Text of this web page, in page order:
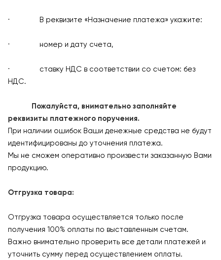
· В реквизите «Назначение платежа» укажите:
· номер и дату счета,
· ставку НДС в соответствии со счетом: без
НДС.
Пожалуйста, внимательно заполняйте
реквизиты платежного поручения.
При наличии ошибок Ваши денежные средства не будут
идентифицированы до уточнения платежа.
Мы не сможем оперативно произвести заказанную Вами
продукцию.
Отгрузка товара:
Отгрузка товара осуществляется только после
получения 100% оплаты по выставленным счетам.
Важно внимательно проверить все детали платежей и
уточнить сумму перед осуществлением оплаты.